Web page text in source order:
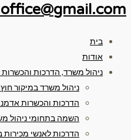
בית
אודות
ניהול משרד, הדרכות
ניהול משרד במיקור
הדרכות והכשרות
השמה בתחומי ניהול
הדרכות לאנשי מכירות